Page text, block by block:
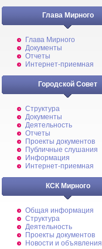
Глава Мирного
Глава Мирного
Документы
Отчеты
Интернет-приемная
Городской Совет
Структура
Документы
Деятельность
Отчеты
Проекты документов
Публичные слушания
Информация
Интернет-приемная
КСК Мирного
Общая информация
Структура
Деятельность
Проекты документов
Новости и объявления